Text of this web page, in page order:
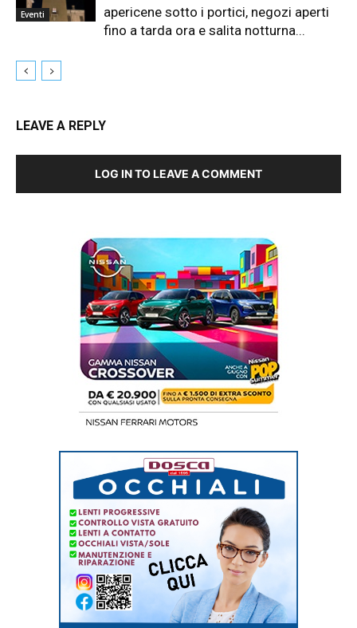
Eventi
apericene sotto i portici, negozi aperti
fino a tarda ora e salita notturna...
LEAVE A REPLY
LOG IN TO LEAVE A COMMENT